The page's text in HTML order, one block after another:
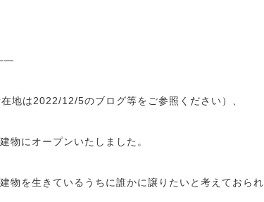
地は2022/12/5のブログ等をご参照ください）、
物にオープンいたしました。
物を生きているうちに誰かに譲りたいと考えておられ